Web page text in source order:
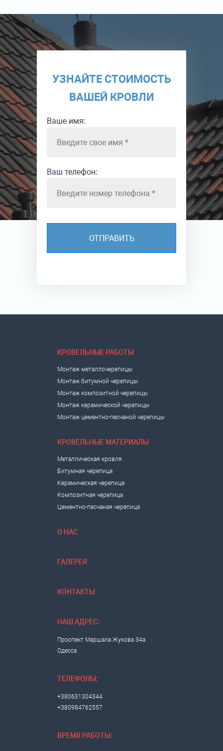
УЗНАЙТЕ СТОИМОСТЬ
ВАШЕЙ КРОВЛИ
Ваше имя:
Ваш телефон:
КРОВЕЛЬНЫЕ РАБОТЫ
Монтаж металлочерепицы
Монтаж битумной черепицы
Монтаж композитной черепицы
Монтаж керамической черепицы
Монтаж цементно-песчаной черепицы
КРОВЕЛЬНЫЕ МАТЕРИАЛЫ
Металлическая кровля
Битумная черепица
Керамическая черепица
Композитная черепица
Цементно-песчаная черепица
О НАС
ГАЛЕРЕЯ
КОНТАКТЫ
НАШ АДРЕС:
Проспект Маршала Жукова 34а
Одесса
ТЕЛЕФОНЫ:
+380631304344
+380984762557
ВРЕМЯ РАБОТЫ: